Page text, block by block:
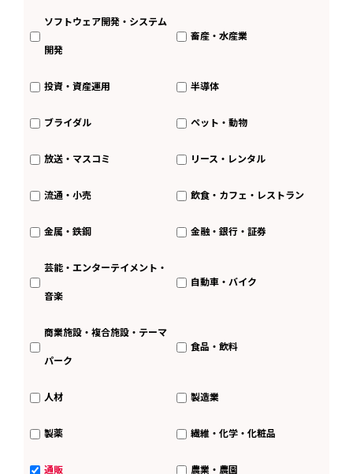
ソフトウェア開発・システム
開発
畜産・水産業
投資・資産運用 半導体
ブライダル ペット・動物
放送・マスコミ リース・レンタル
流通・小売 飲食・カフェ・レストラン
金属・鉄鋼 金融・銀行・証券
芸能・エンターテイメント・
音楽
自動車・バイク
商業施設・複合施設・テーマ
パーク
食品・飲料
人材 製造業
製薬 繊維・化学・化粧品
通販 農業・農園